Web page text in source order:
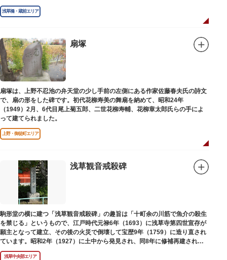
王の梵字を刻んだ板碑が境内に残っています。
浅草橋・蔵前エリア
扇塚
扇塚は、上野不忍池の弁天堂の少し手前の左側にある作家佐藤春夫氏の詩文
で、扇の形をした碑です。初代花柳寿美の舞扇を納めて、昭和24年
（1949）2月、6代目尾上菊五郎、二世花柳寿輔、花柳章太郎氏らの手によ
って建てられました。
上野・御徒町エリア
浅草観音戒殺碑
駒形堂の横に建つ「浅草観音戒殺碑」の趣旨は「十町余の川筋で魚介の殺生
を禁じる」というもので、江戸時代元禄6年（1693）に浅草寺第四世宣存が
願主となって建立、その後の火災で倒壊して宝歴9年（1759）に造り直され
ています。昭和2年（1927）に土中から発見され、同8年に修補再建された
碑がどちらのものであるかは不明です。
浅草中央部エリア